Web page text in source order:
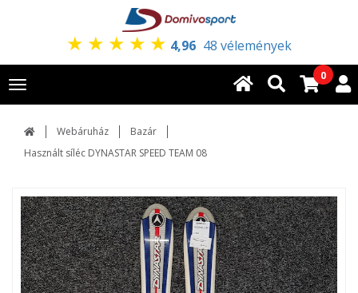
★ ★ ★ ★ ★ 4,96 48 vélemények
Toggle
navigation
0
Webáruház
Bazár
Használt síléc DYNASTAR SPEED TEAM 08